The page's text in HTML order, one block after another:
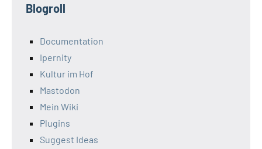
Blogroll
Documentation
Ipernity
Kultur im Hof
Mastodon
Mein Wiki
Plugins
Suggest Ideas